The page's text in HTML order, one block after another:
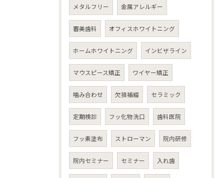
メタルフリー 金属アレルギー
審美歯科 オフィスホワイトニング
ホームホワイトニング インビザライン
マウスピース矯正 ワイヤー矯正
噛み合わせ 欠損補綴 セラミック
定期検診 フッ化物洗口 歯科医院
フッ素塗布 ストローマン 院内研修
院内セミナー セミナー 入れ歯